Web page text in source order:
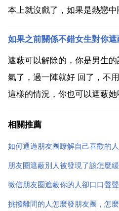
本上就沒戲了，如果是熱戀
採納。遮蔽不一定是沒bai戲
歡你，就zhi從聊天內dao容
你，...
遮蔽可以解除的，你是男生
氣了，過一陣就好 回了，不
這樣的情況，你也可以遮蔽
反正遮蔽我的我要麼刪除要麼
定。你首先要搞清楚她為什麼
為你們的關...
相關推薦
朋友圈遮蔽別人被發現了該怎麼
微信朋友圈遮蔽你的人卻口口聲
挑撥離間的人怎麼發朋友圈，怎